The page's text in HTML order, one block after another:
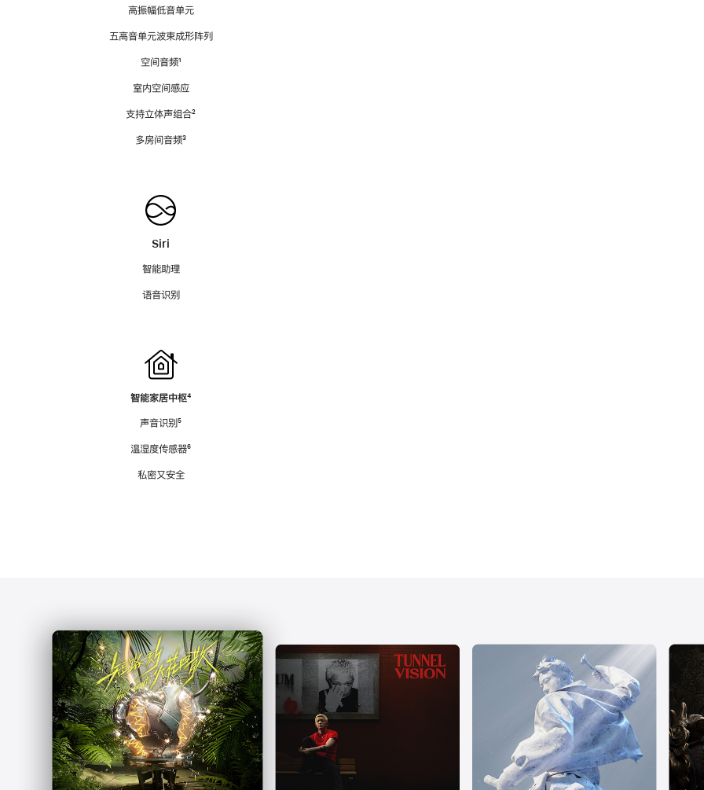
高振幅低音单元
五高音单元波束成形阵列
空间音频脚
¹
室内空间感应
支持立体声组合脚
²
多房间音频脚
³
Siri
智能助理
语音识别
智能家居中枢脚
⁴
声音识别脚
⁵
温湿度传感器脚
⁶
私密又安全